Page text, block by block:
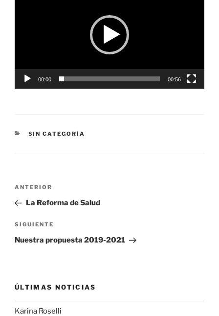
00:00 00:56
CATEGORÍAS
SIN CATEGORÍA
Navegación
entradas
Entrada
anterior:
ANTERIOR
La Reforma de Salud
Siguiente
entrada
SIGUIENTE
Nuestra propuesta 2019-2021
ÚLTIMAS NOTICIAS
Karina Roselli